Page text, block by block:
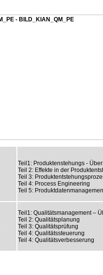
Teil1: Produktenstehungs -
Teil 2: Effekte in der
Teil 3:
Teil 4: Process Engineering
Teil 5:
Teil1: Qualitätsmanagement –
Teil 2: Qualitätsplanung
Teil 3: Qualitätsprüfung
Teil 4: Qualitätssteuerung
Teil 4: Qualitätsverbesserung